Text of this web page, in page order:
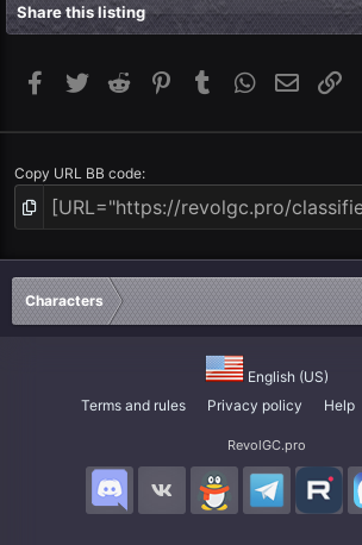
Share this listing
Facebook
TwitterReddit PinterestTumblr WhatsApp
Email Link
Copy URL BB code
Characters
English (US)
Terms and rules
Privacy policy Help
RevolGC.pro